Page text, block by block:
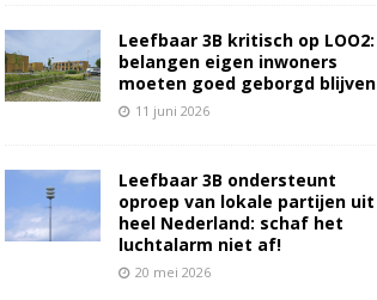
Leefbaar 3B kritisch op LOO2:
belangen eigen inwoners
moeten goed geborgd blijven
11 juni 2026
Leefbaar 3B ondersteunt
oproep van lokale partijen uit
heel Nederland: schaf het
luchtalarm niet af!
20 mei 2026